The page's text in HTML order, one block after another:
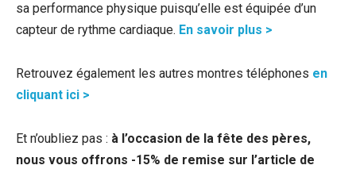
sa performance physique puisqu’elle est équipée d’un
capteur de rythme cardiaque. En savoir plus >
Retrouvez également les autres montres téléphones en
cliquant ici >
Et n’oubliez pas : à l’occasion de la fête des pères,
nous vous offrons -15% de remise sur l’article de